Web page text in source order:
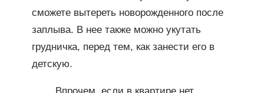
сможете вытереть новорожденного после
заплыва. В нее также можно укутать
грудничка, перед тем, как занести его в
детскую.